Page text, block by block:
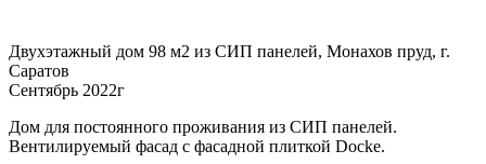
Двухэтажный дом 98 м2 из СИП панелей, Монахов пруд, г.
Саратов
Сентябрь 2022г
Дом для постоянного проживания из СИП панелей.
Вентилируемый фасад с фасадной плиткой Docke.